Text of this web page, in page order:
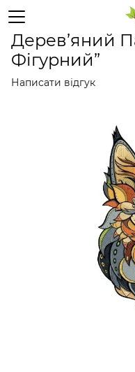
Дерев’яний
Фігурний”
Написати відгук